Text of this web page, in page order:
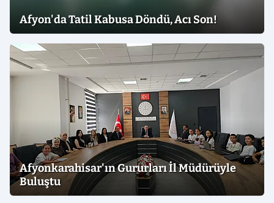
Afyon'da Tatil Kabusa Döndü, Acı Son!
Afyonkarahisar'ın Gururları İl Müdürüyle
Buluştu